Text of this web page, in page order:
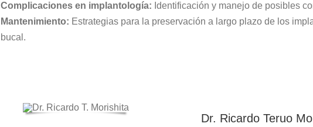
Complicaciones en implantología: Identificación y manejo de posibles
Mantenimiento: Estrategias para la preservación a largo plazo de los
bucal.
Dr. Ricardo Teruo